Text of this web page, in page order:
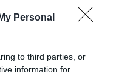
Personal
to third parties, or
information for
monban